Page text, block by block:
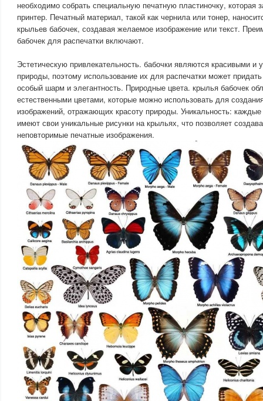
необходимо собрать специальную печатную пластиночку, которая
принтер. Печатный материал, такой как чернила или тонер,
крыльев бабочек, создавая желаемое изображение или текст.
бабочек для распечатки включают.
Эстетическую привлекательность. бабочки являются красивыми и
природы, поэтому использование их для распечатки может
особый шарм и элегантность. Природные цвета. крылья бабочек
естественными цветами, которые можно использовать для
изображений, отражающих красоту природы. Уникальность: каждые
имеют свои уникальные рисунки на крыльях, что позволяет
неповторимые печатные изображения.